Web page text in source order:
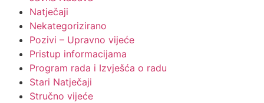
Natječaji
Nekategorizirano
Pozivi – Upravno vijeće
Pristup informacijama
Program rada i Izvješća o radu
Stari Natječaji
Stručno vijeće